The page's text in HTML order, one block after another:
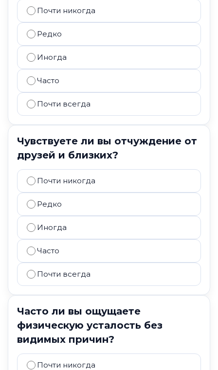
Почти никогда
Редко
Иногда
Часто
Почти всегда
Чувствуете ли вы отчуждение от
друзей и близких?
Почти никогда
Редко
Иногда
Часто
Почти всегда
Часто ли вы ощущаете
физическую усталость без
видимых причин?
Почти никогда